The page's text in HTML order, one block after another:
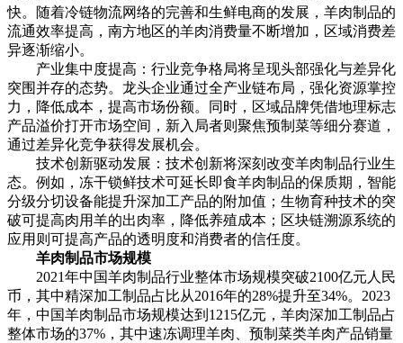
快。随着冷链物流网络的完善和生鲜电商的发展，羊肉制品的
流通效率提高，南方地区的羊肉消费量不断增加，区域消费差
异逐渐缩小。
产业集中度提高：行业竞争格局将呈现头部强化与差异化
突围并存的态势。龙头企业通过全产业链布局，强化资源掌控
力，降低成本，提高市场份额。同时，区域品牌凭借地理标志
产品溢价打开市场空间，新入局者则聚焦预制菜等细分赛道，
通过差异化竞争获得发展机会。
技术创新驱动发展：技术创新将深刻改变羊肉制品行业生
态。例如，冻干锁鲜技术可延长即食羊肉制品的保质期，智能
分级分切设备能提升深加工产品的附加值；生物育种技术的突
破可提高肉用羊的出肉率，降低养殖成本；区块链溯源系统的
应用则可提高产品的透明度和消费者的信任度。
羊肉制品市场规模
2021年中国羊肉制品行业整体市场规模突破2100亿元人民
币，其中精深加工制品占比从2016年的28%提升至34%。2023
年，中国羊肉制品市场规模达到1215亿元，羊肉深加工制品占
整体市场的37%，其中速冻调理羊肉、预制菜类羊肉产品销量